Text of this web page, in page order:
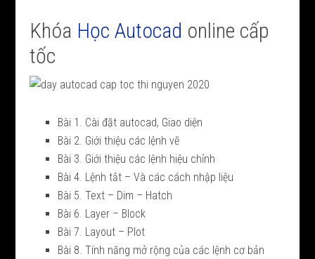
Khóa Học Autocad online cấp
tốc
Bài 1. Cài đặt autocad, Giao diện
Bài 2. Giới thiệu các lệnh vẽ
Bài 3. Giới thiệu các lệnh hiệu chỉnh
Bài 4. Lệnh tắt – Và các cách nhập liệu
Bài 5. Text – Dim – Hatch
Bài 6. Layer – Block
Bài 7. Layout – Plot
Bài 8. Tính năng mở rộng của các lệnh cơ bản